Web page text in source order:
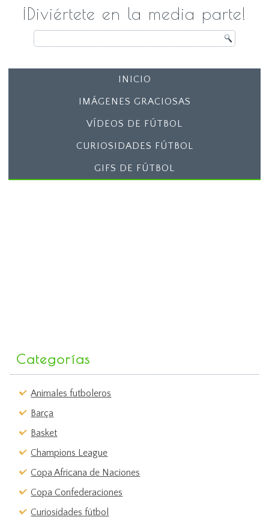
¡Diviértete en la media parte!
INICIO
IMÁGENES GRACIOSAS
VÍDEOS DE FÚTBOL
CURIOSIDADES FÚTBOL
GIFS DE FÚTBOL
Categorías
Animales futboleros
Barça
Basket
Champions League
Copa Africana de Naciones
Copa Confederaciones
Curiosidades fútbol